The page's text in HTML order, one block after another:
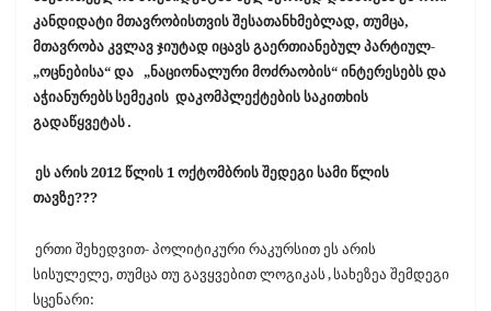
კანდიდატი მთავრობისთვის შესათანხმებლად, თუმცა,
მთავრობა კვლავ ჯიუტად იცავს გაერთიანებულ პარტიულ-
„ოცნებისა“ და „ნაციონალური მოძრაობის“ ინტერესებს და
აჭიანურებსსემეკის დაკომპლექტების საკითხის
გადაწყვეტას.
ეს არის 2012 წლის 1 ოქტომბრის შედეგი სამი წლის
თავზე???
ერთი შეხედვით- პოლიტიკური რაკურსით ეს არის
სისულელე, თუმცა თუ გავყვებით ლოგიკას,სახეზეა შემდეგი
სცენარი: